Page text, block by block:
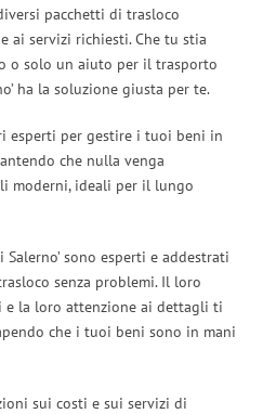
pacchetti di trasloco
ai servizi richiesti. Che tu stia
o solo un aiuto per il trasporto
ha la soluzione giusta per te.
esperti per gestire i tuoi beni in
che nulla venga
moderni, ideali per il lungo
sono esperti e addestrati
senza problemi. Il loro
e la loro attenzione ai dettagli ti
che i tuoi beni sono in mani
sui costi e sui servizi di